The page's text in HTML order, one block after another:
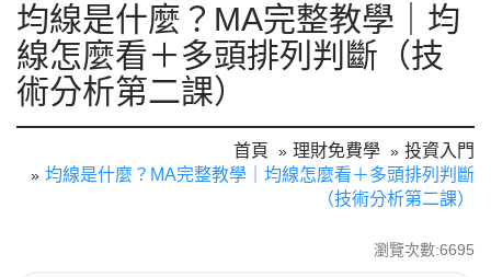
均線是什麼？MA完整教學｜均
線怎麼看＋多頭排列判斷（技
術分析第二課）
首頁 理財免費學
投資入門
均線是什麼？MA完整教學｜均線怎麼看＋多頭排列判斷
（技術分析第二課）
瀏覽次數:6695